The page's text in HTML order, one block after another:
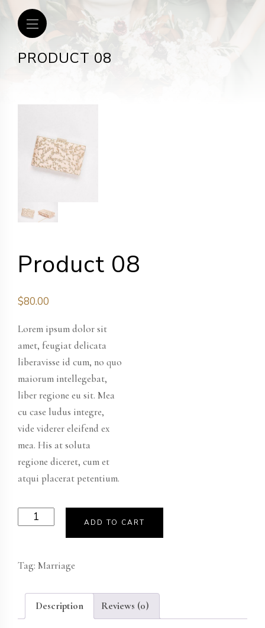
PRODUCT 08
Product 08
$80.00
Lorem ipsum dolor sit
amet, feugiat delicata
liberavisse id cum, no quo
maiorum intellegebat,
liber regione eu sit. Mea
cu case ludus integre,
vide viderer eleifend ex
mea. His at soluta
regione diceret, cum et
atqui placerat petentium.
Product
08
ADD TO CART
Tag: Marriage
Description Reviews (0)